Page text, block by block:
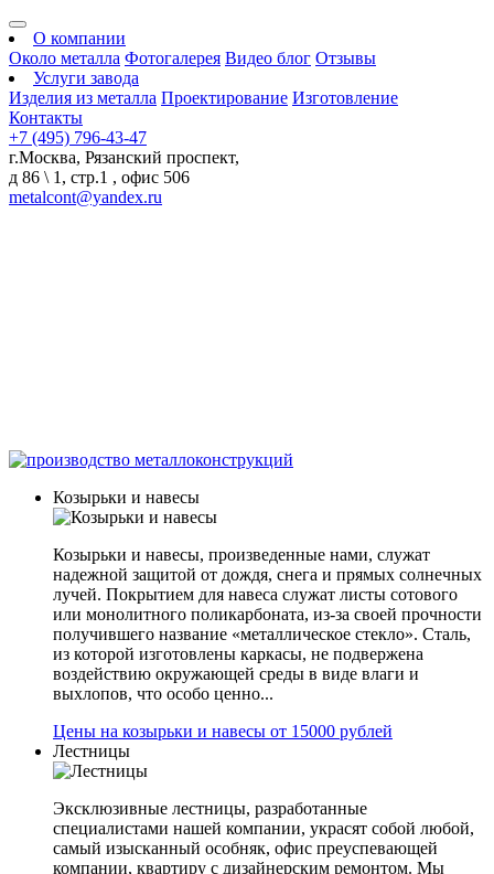
О компании
Около металла Фотогалерея Видео блог Отзывы
Услуги завода
Изделия из металла Проектирование Изготовление
Контакты
+7 (495) 796-43-47
г.Москва, Рязанский проспект,
д 86 \ 1, стр.1 , офис 506
metalcont@yandex.ru
Козырьки и навесы
Козырьки и навесы, произведенные нами, служат
надежной защитой от дождя, снега и прямых солнечных
лучей. Покрытием для навеса служат листы сотового
или монолитного поликарбоната, из-за своей прочности
получившего название «металлическое стекло». Сталь,
из которой изготовлены каркасы, не подвержена
воздействию окружающей среды в виде влаги и
выхлопов, что особо ценно...
Цены на козырьки и навесы от 15000 рублей
Лестницы
Эксклюзивные лестницы, разработанные
специалистами нашей компании, украсят собой любой,
самый изысканный особняк, офис преуспевающей
компании, квартиру с дизайнерским ремонтом. Мы